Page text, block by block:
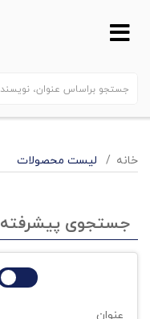
خانه لیست محصولات
جستجوی پیشرفته
عنوان